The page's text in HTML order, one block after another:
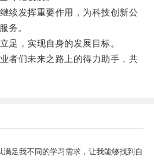
发挥重要作用，为科技创新公
务。
，实现自身的发展目标。
们未来之路上的得力助手，共
足我不同的学习需求，让我能够找到自